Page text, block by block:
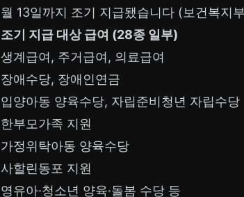
월 13일까지 조기 지급됐습니다 (보건복지
조기 지급 대상 급여 (28종 일부)
생계급여, 주거급여, 의료급여
장애수당, 장애인연금
입양아동 양육수당, 자립준비청년 자립수당
한부모가족 지원
가정위탁아동 양육수당
사할린동포 지원
영유아·청소년 양육·돌봄 수당 등